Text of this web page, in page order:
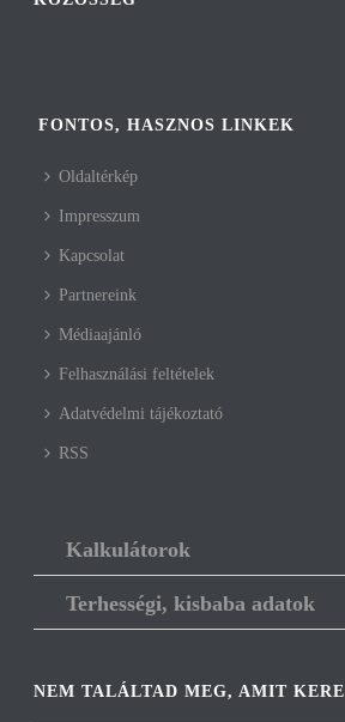
FONTOS, HASZNOS LINKEK
Oldaltérkép
Impresszum
Kapcsolat
Partnereink
Médiaajánló
Felhasználási feltételek
Adatvédelmi tájékoztató
RSS
Kalkulátorok
Terhességi, kisbaba adatok
NEM TALÁLTAD MEG, AMIT